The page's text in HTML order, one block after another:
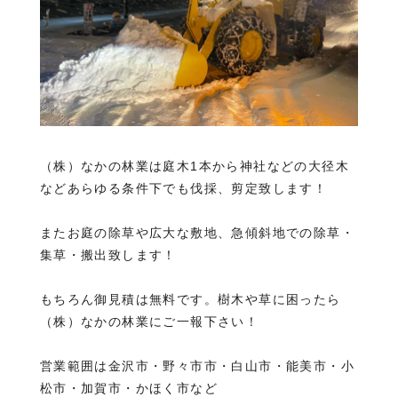
（株）なかの林業は庭木1本から神社などの大径木
などあらゆる条件下でも伐採、剪定致します！
またお庭の除草や広大な敷地、急傾斜地での除草・
集草・搬出致します！
もちろん御見積は無料です。樹木や草に困ったら
（株）なかの林業にご一報下さい！
営業範囲は金沢市・野々市市・白山市・能美市・小
松市・加賀市・かほく市など